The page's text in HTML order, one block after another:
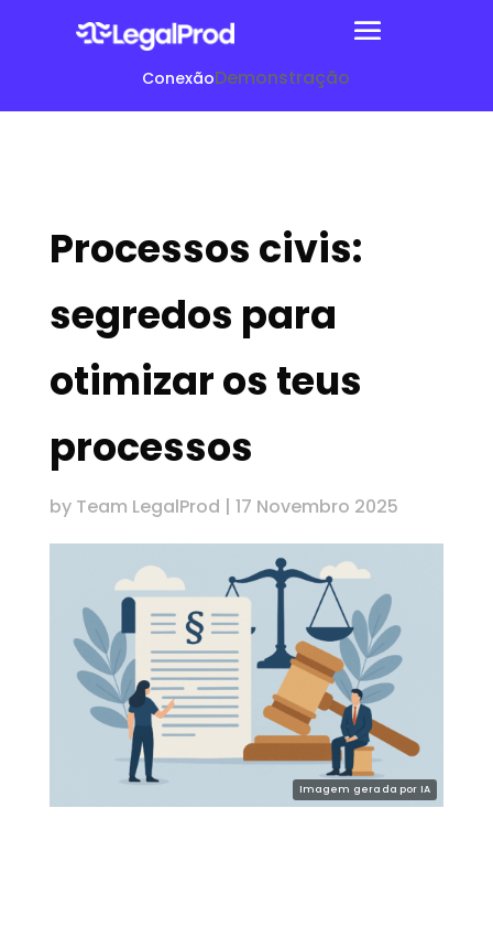
ConexãoDemonstração
Processos civis:
segredos para
otimizar os teus
processos
by Team LegalProd | 17 Novembro 2025